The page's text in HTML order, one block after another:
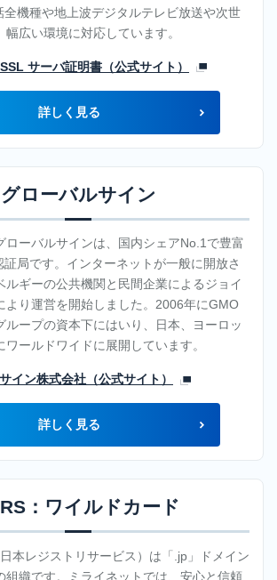
全機種や地上波デジタルテレビ放送や次世
広い環境に対応しています。
サーバ証明書（公式サイト）
詳しく見る
グローバルサイン
ローバルサインは、国内シェアNo.1で豊富
証局です。インターネットが一般に開放さ
ルギーの公共機関と民間企業によるジョイ
より運営を開始しました。2006年にGMO
ループの資本下にはいり、日本、ヨーロッ
ールドワイドに展開しています。
イン株式会社（公式サイト）
詳しく見る
：ワイルドカード
本レジストリサービス）は「.jp」ドメイン
組織です。ミライネットでは、安心と信頼